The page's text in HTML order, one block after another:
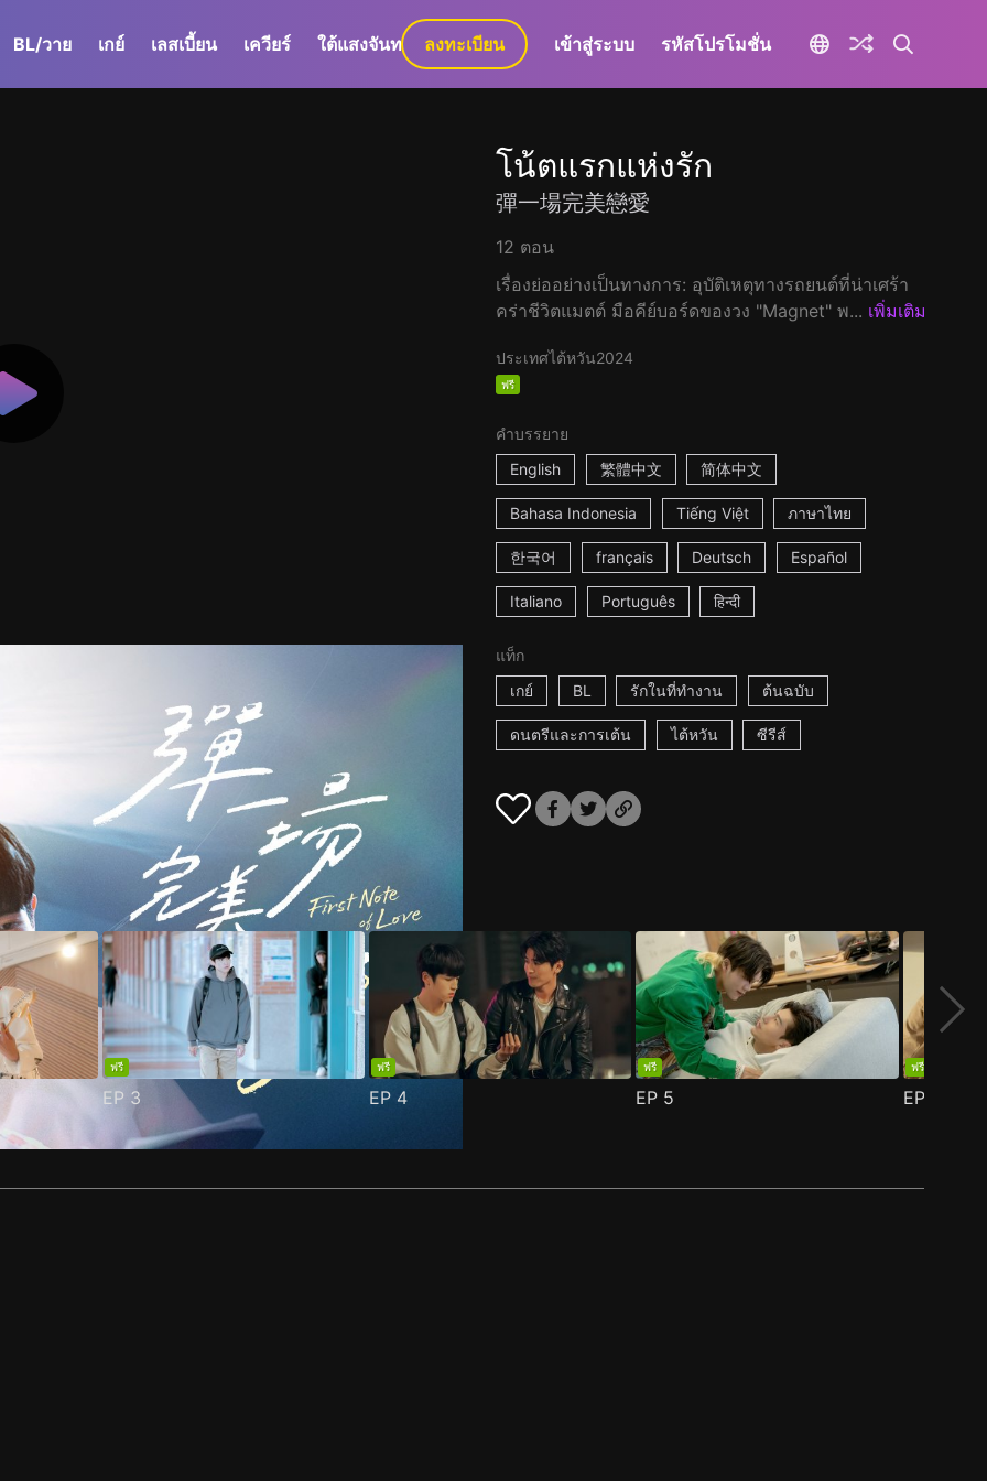
BL/วาย เกย์ เลสเบี้ยน เควียร์ ใต้แสงจันทร์ GaLa+
ลงทะเบียน เข้าสู่ระบบ รหัสโปรโมชั่น
โน้ตแรกแห่งรัก
彈一場完美戀愛
12 ตอน
เรื่องย่ออย่างเป็นทางการ: อุบัติเหตุทางรถยนต์ที่น่าเศร้า
คร่าชีวิตแมตต์ มือคีย์บอร์ดของวง "Magnet" พ... เพิ่มเติม
ประเทศไต้หวัน2024
ฟรี
คำบรรยาย
English
繁體中文 简体中文
Bahasa Indonesia Tiếng Việt ภาษาไทย
한국어 français Deutsch Español
Italiano Português हिन्दी
แท็ก
เกย์
BL รักในที่ทำงาน ต้นฉบับ
ดนตรีและการเต้น ไต้หวัน ซีรีส์
ฟรี
EP 3
ฟรี
EP 4
ฟรี
EP 5
ฟรี
EP